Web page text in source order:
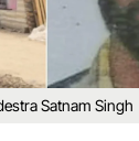
Satnam Singh